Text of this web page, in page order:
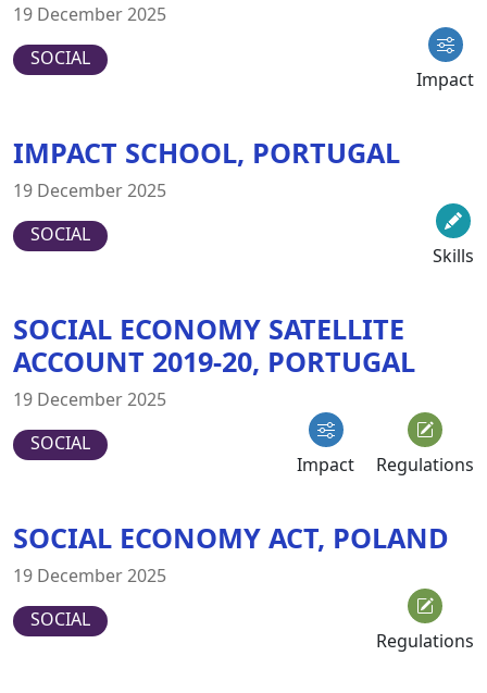
19 December 2025
SOCIAL
Impact
IMPACT SCHOOL, PORTUGAL
19 December 2025
SOCIAL
Skills
SOCIAL ECONOMY SATELLITE
ACCOUNT 2019-20, PORTUGAL
19 December 2025
SOCIAL
Impact
Regulations
SOCIAL ECONOMY ACT, POLAND
19 December 2025
SOCIAL
Regulations